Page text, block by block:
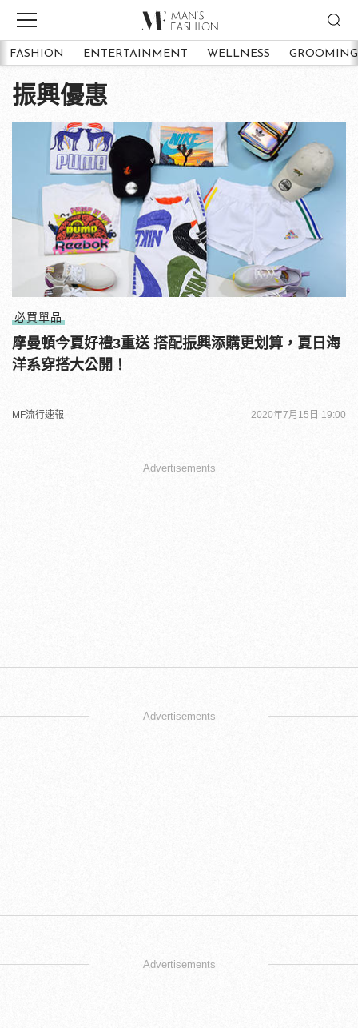
FASHION ENTERTAINMENT WELLNESS GROOMING
振興優惠
必買單品
摩曼頓今夏好禮3重送 搭配振興添購更划算，夏日海
洋系穿搭大公開！
MF流行速報 2020年7月15日 19:00
Advertisements
Advertisements
Advertisements